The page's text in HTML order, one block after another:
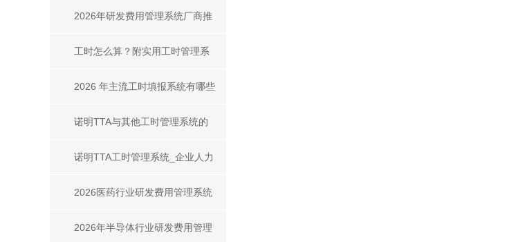
2026 主流软件选型推荐
2026年研发费用管理系统厂商推
荐：主流平台对比、选型指南与
合规案例
工时怎么算？附实用工时管理系
统及工具推荐
2026 年主流工时填报系统有哪些
_工时填报系统填报方式全解析
诺明TTA与其他工时管理系统的
异同深度解析
诺明TTA工时管理系统_企业人力
成本管控_合规审计一体化解决方
案
2026医药行业研发费用管理系统
对比 主流产品测评+选型指南
2026年半导体行业研发费用管理